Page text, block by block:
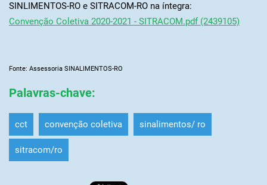
SINLIMENTOS-RO e SITRACOM-RO na íntegra:
Convenção Coletiva 2020-2021 - SITRACOM.pdf (2439105)
Fonte: Assessoria SINALIMENTOS-RO
Palavras-chave:
cct convenção coletiva sinalimentos/ ro
sitracom/ro